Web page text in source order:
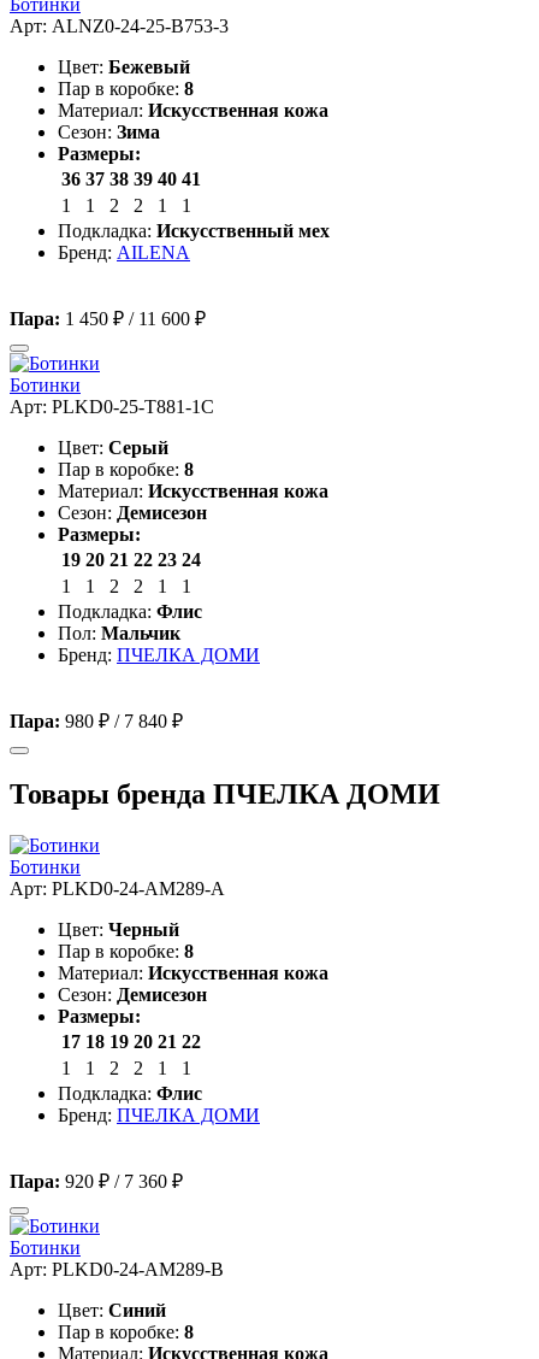
Арт: ALNZ0-24-25-B753-3
Цвет: Бежевый
Пар в коробке: 8
Материал: Искусственная кожа
Сезон: Зима
Размеры:
36 37 38 39 40 41
1
1 2 2 1
1
Подкладка: Искусственный мех
Бренд: AILENA
Пара: 1 450 ₽ / 11 600 ₽
Ботинки
Арт: PLKD0-25-T881-1C
Цвет: Серый
Пар в коробке: 8
Материал: Искусственная кожа
Сезон: Демисезон
Размеры:
19 20 21 22 23 24
1
1 2 2 1
1
Подкладка: Флис
Пол: Мальчик
Бренд: ПЧЕЛКА ДОМИ
Пара: 980 ₽ / 7 840 ₽
Товары бренда ПЧЕЛКА ДОМИ
Ботинки
Арт: PLKD0-24-AM289-A
Цвет: Черный
Пар в коробке: 8
Материал: Искусственная кожа
Сезон: Демисезон
Размеры:
17 18 19 20 21 22
1
1 2 2 1
1
Подкладка: Флис
Бренд: ПЧЕЛКА ДОМИ
Пара: 920 ₽ / 7 360 ₽
Ботинки
Арт: PLKD0-24-AM289-B
Цвет: Синий
Пар в коробке: 8
Материал: Искусственная кожа